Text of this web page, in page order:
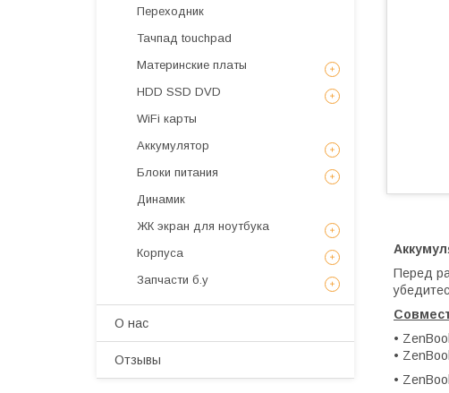
Перед
•
•
•
Переходник
Тачпад touchpad
Материнские платы
HDD SSD DVD
WiFi карты
Аккумулятор
Блоки питания
Динамик
ЖК экран для ноутбука
Корпуса
Запчасти б.у
О нас
Отзывы